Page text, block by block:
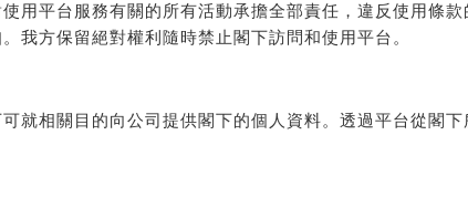
用平台服務有關的所有活動承擔全部責任，違反使用條
我方保留絕對權利隨時禁止閣下訪問和使用平台。
就相關目的向公司提供閣下的個人資料。透過平台從閣